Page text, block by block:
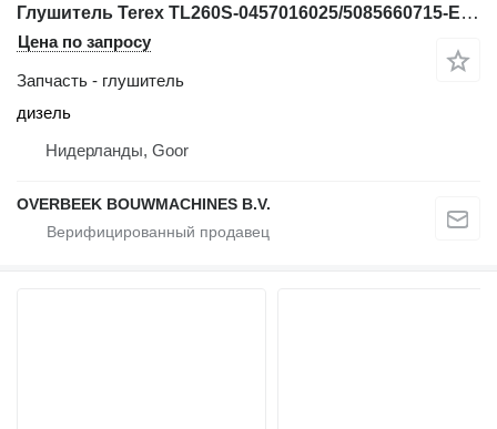
Глушитель Terex TL260S-0457016025/5085660715-Exhaust/Auspuff для фронтального погрузчика
Цена по запросу
Запчасть - глушитель
дизель
Нидерланды, Goor
OVERBEEK BOUWMACHINES B.V.